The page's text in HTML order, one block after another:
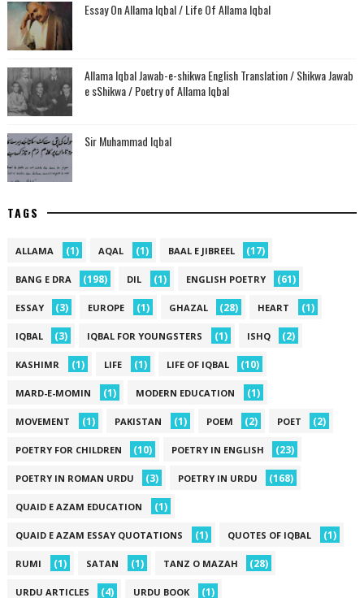
Essay On Allama Iqbal / Life Of Allama Iqbal
Allama Iqbal Jawab-e-shikwa English Translation / Shikwa Jawab
e sShikwa / Poetry of Allama Iqbal
Sir Muhammad Iqbal
TAGS
ALLAMA (1) AQAL (1) BAAL E JIBREEL (17)
BANG E DRA (198) DIL (1) ENGLISH POETRY (61)
ESSAY (3) EUROPE (1) GHAZAL (28) HEART (1)
IQBAL (3) IQBAL FOR YOUNGSTERS (1) ISHQ (2)
KASHIMR (1) LIFE (1) LIFE OF IQBAL (10)
MARD-E-MOMIN (1) MODERN EDUCATION (1)
MOVEMENT (1) PAKISTAN (1) POEM (2) POET (2)
POETRY FOR CHILDREN (10) POETRY IN ENGLISH (23)
POETRY IN ROMAN URDU (3) POETRY IN URDU (168)
QUAID E AZAM EDUCATION (1)
QUAID E AZAM ESSAY QUOTATIONS (1) QUOTES OF IQBAL (1)
RUMI (1) SATAN (1) TANZ O MAZAH (28)
URDU ARTICLES (4) URDU BOOK (1)